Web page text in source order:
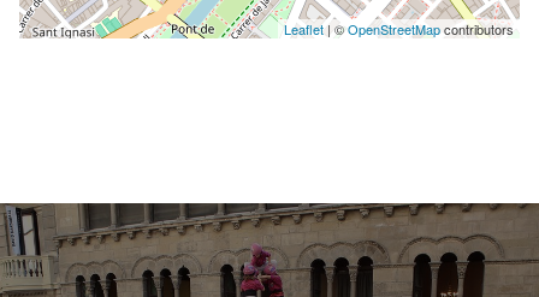
Leaflet | ©OpenStreetMapcontributors